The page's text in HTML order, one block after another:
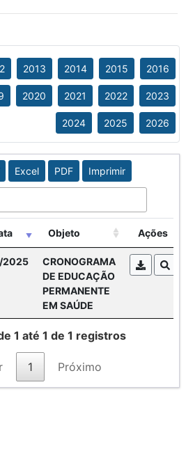
2013 2014 2015 2016
2020 2021 2022 2023
2024 2025 2026
Excel PDF Imprimir
Objeto Ações
2025
CRONOGRAMA
DE EDUCAÇÃO
PERMANENTE
EM SAÚDE
1 até 1 de 1 registros
1 Próximo